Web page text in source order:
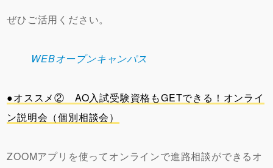
ぜひご活用ください。
WEBオープンキャンパス
●オススメ② AO入試受験資格もGETできる！オンライ
ン説明会（個別相談会）
ZOOMアプリを使ってオンラインで進路相談ができるオ